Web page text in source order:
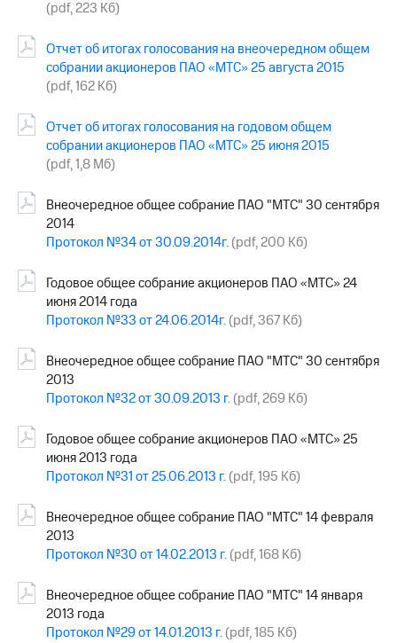
(pdf, 223 Кб)
Отчет об итогах голосования на внеочередном общем
собрании акционеров ПАО «МТС» 25 августа 2015
(pdf, 162 Кб)
Отчет об итогах голосования на годовом общем
собрании акционеров ПАО «МТС» 25 июня 2015
(pdf, 1,8 Мб)
Внеочередное общее собрание ПАО "МТС" 30 сентября
2014
Протокол №34 от 30.09.2014г.(pdf, 200 Кб)
Годовое общее собрание акционеров ПАО «МТС» 24
июня 2014 года
Протокол №33 от 24.06.2014г.(pdf, 367 Кб)
Внеочередное общее собрание ПАО "МТС" 30 сентября
2013
Протокол №32 от 30.09.2013 г.(pdf, 269 Кб)
Годовое общее собрание акционеров ПАО «МТС» 25
июня 2013 года
Протокол №31 от 25.06.2013 г.(pdf, 195 Кб)
Внеочередное общее собрание ПАО "МТС" 14 февраля
2013
Протокол №30 от 14.02.2013 г.(pdf, 168 Кб)
Внеочередное общее собрание ПАО "МТС" 14 января
2013 года
Протокол №29 от 14.01.2013 г.(pdf, 185 Кб)